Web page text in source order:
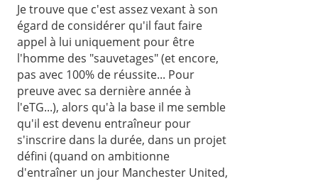
Je trouve que c'est assez vexant à son
égard de considérer qu'il faut faire
appel à lui uniquement pour être
l'homme des "sauvetages" (et encore,
pas avec 100% de réussite... Pour
preuve avec sa dernière année à
l'eTG...), alors qu'à la base il me semble
qu'il est devenu entraîneur pour
s'inscrire dans la durée, dans un projet
défini (quand on ambitionne
d'entraîner un jour Manchester United,